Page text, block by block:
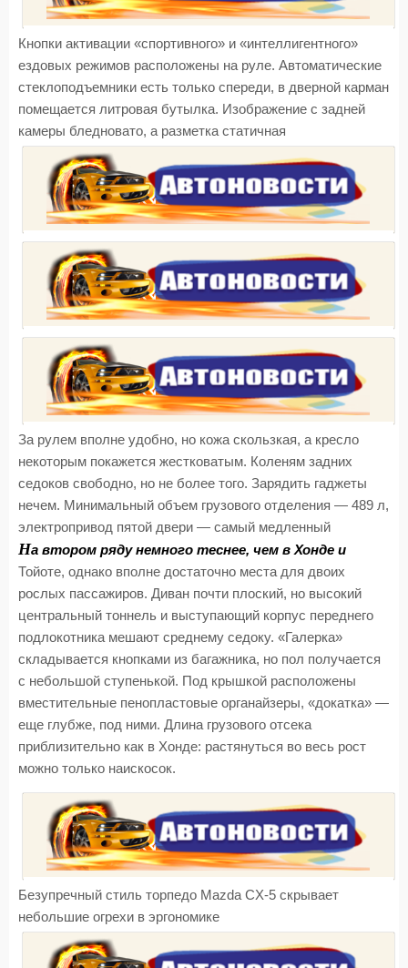
Кнопки активации «спортивного» и «интеллигентного»
ездовых режимов расположены на руле. Автоматические
стеклоподъемники есть только спереди, в дверной карман
помещается литровая бутылка. Изображение с задней
камеры бледновато, а разметка статичная
За рулем вполне удобно, но кожа скользкая, а кресло
некоторым покажется жестковатым. Коленям задних
седоков свободно, но не более того. Зарядить гаджеты
нечем. Минимальный объем грузового отделения — 489 л,
электропривод пятой двери — самый медленный
На втором ряду немного теснее, чем в Хонде и
Тойоте, однако вполне достаточно места для двоих
рослых пассажиров. Диван почти плоский, но высокий
центральный тоннель и выступающий корпус переднего
подлокотника мешают среднему седоку. «Галерка»
складывается кнопками из багажника, но пол получается
с небольшой ступенькой. Под крышкой расположены
вместительные пенопластовые органайзеры, «докатка» —
еще глубже, под ними. Длина грузового отсека
приблизительно как в Хонде: растянуться во весь рост
можно только наискосок.
Безупречный стиль торпедо Mazda CX-5 скрывает
небольшие огрехи в эргономике